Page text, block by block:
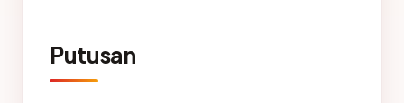
Putusan